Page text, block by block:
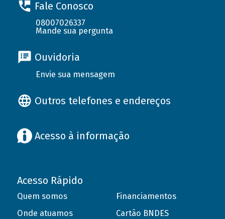
Fale Conosco
08007026337
Mande sua pergunta
Ouvidoria
Envie sua mensagem
Outros telefones e endereços
Acesso à informação
Acesso Rápido
Quem somos
Onde atuamos
Financiamentos
Cartão BNDES